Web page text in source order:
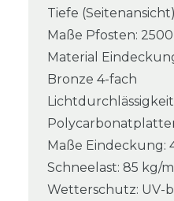
Tiefe
Maße Pfosten: 2500
Material
Bronze 4-fach
Maße Eindeckung:
Schneelast: 85 kg/
Wetterschutz: UV-